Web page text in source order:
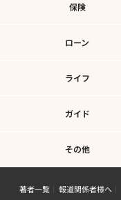
保険
ローン
ライフ
ガイド
その他
著者一覧 報道関係者様へ